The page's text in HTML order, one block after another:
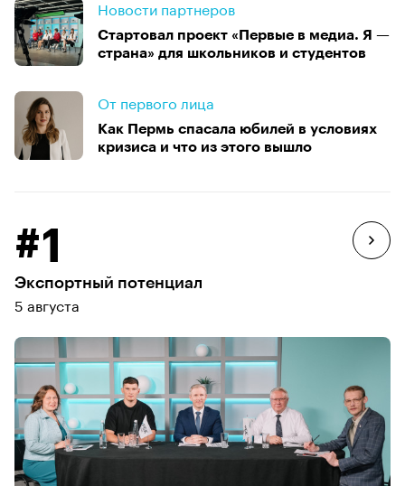
Новости партнеров
Стартовал проект «Первые в медиа. Я —
страна» для школьников и студентов
От первого лица
Как Пермь спасала юбилей в условиях
кризиса и что из этого вышло
#1
Экспортный потенциал
5 августа